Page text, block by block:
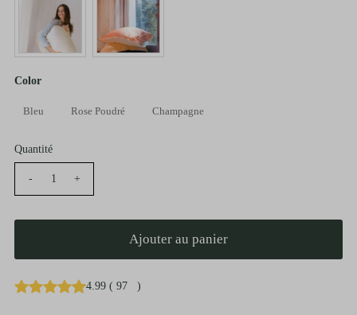
Color
Bleu
Rose Poudré Champagne
Quantité
- +
4.99 ( 97 )